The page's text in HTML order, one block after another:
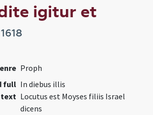
igitur et
1618
Proph
full
text
In diebus illis
Locutus est Moyses filiis Israel
dicens